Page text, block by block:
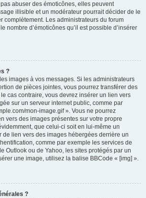
abuser des émoticônes, elles peuvent
illisible et un modérateur pourrait décider de le
complètement. Les administrateurs du forum
nombre d’émoticônes qu’il est possible d’insérer
?
images à vos messages. Si les administrateurs
de pièces jointes, vous pourrez transférer des
cas contraire, vous devrez insérer un lien vers
sur un serveur internet public, comme par
mon-image.gif ». Vous ne pourrez
vers des images présentes sur votre propre
que celui-ci soit en lui-même un
de lien vers des images hébergées derrière un
comme par exemple les services de
Outlook ou de Yahoo, les sites protégés par un
une image, utilisez la balise BBCode « [img] ».
?